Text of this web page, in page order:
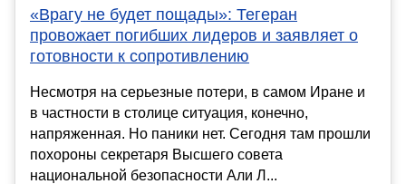
«Врагу не будет пощады»: Тегеран
провожает погибших лидеров и заявляет о
готовности к сопротивлению
Несмотря на серьезные потери, в самом Иране и
в частности в столице ситуация, конечно,
напряженная. Но паники нет. Сегодня там прошли
похороны секретаря Высшего совета
национальной безопасности Али Л...